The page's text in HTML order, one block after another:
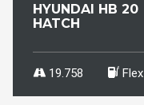
HYUNDAI HB 20
HATCH
TGDI TURBO
COMFORT PLUS
AUTOMÁTICO
19.758 Flex